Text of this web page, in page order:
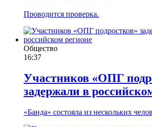
Проводится проверка.
Общество
16:37
Участников «ОПГ
задержали в
«Банда» состояла из нескольких